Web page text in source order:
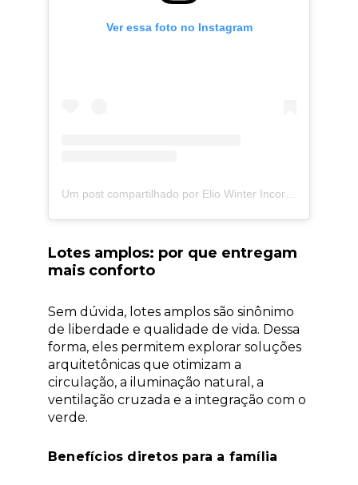
Ver essa foto no Instagram
Um post compartilhado por Elio Winter Incorporações (@elio.winter)
Lotes amplos: por que entregam
mais conforto
Sem dúvida, lotes amplos são sinônimo
de liberdade e qualidade de vida. Dessa
forma, eles permitem explorar soluções
arquitetônicas que otimizam a
circulação, a iluminação natural, a
ventilação cruzada e a integração com o
verde.
Benefícios diretos para a família